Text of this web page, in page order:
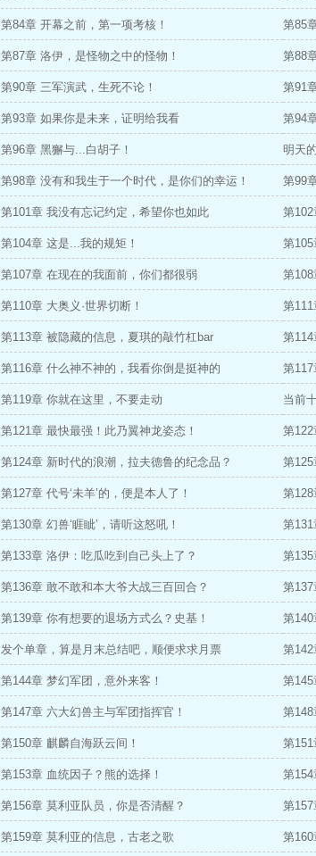
第84章 开幕之前，第一项考核！ 第85
第87章 洛伊，是怪物之中的怪物！ 第88
第90章 三军演武，生死不论！ 第91
第93章 如果你是未来，证明给我看 第94
第96章 黑獬与...白胡子！ 明天
第98章 没有和我生于一个时代，是你们的幸运！ 第99
第101章 我没有忘记约定，希望你也如此 第102
第104章 这是...我的规矩！ 第105
第107章 在现在的我面前，你们都很弱 第
第110章 大奥义·世界切断！ 第
第113章 被隐藏的信息，夏琪的敲竹杠bar 第
第116章 什么神不神的，我看你倒是挺神的 第117
第119章 你就在这里，不要走动 当前
第121章 最快最强！此乃翼神龙姿态！ 第122
第124章 新时代的浪潮，拉夫德鲁的纪念品？ 第125
第127章 代号‘未羊’的，便是本人了！ 第
第130章 幻兽‘睚眦’，请听这怒吼！ 第131
第133章 洛伊：吃瓜吃到自己头上了？ 第135
第136章 敢不敢和本大爷大战三百回合？ 第
第139章 你有想要的退场方式么？史基！ 第140
发个单章，算是月末总结吧，顺便求求月票 第142
第144章 梦幻军团，意外来客！ 第145
第147章 六大幻兽主与军团指挥官！ 第148
第150章 麒麟自海跃云间！ 第151
第153章 血统因子？熊的选择！ 第
第156章 莫利亚队员，你是否清醒？ 第
第159章 莫利亚的信息，古老之歌 第